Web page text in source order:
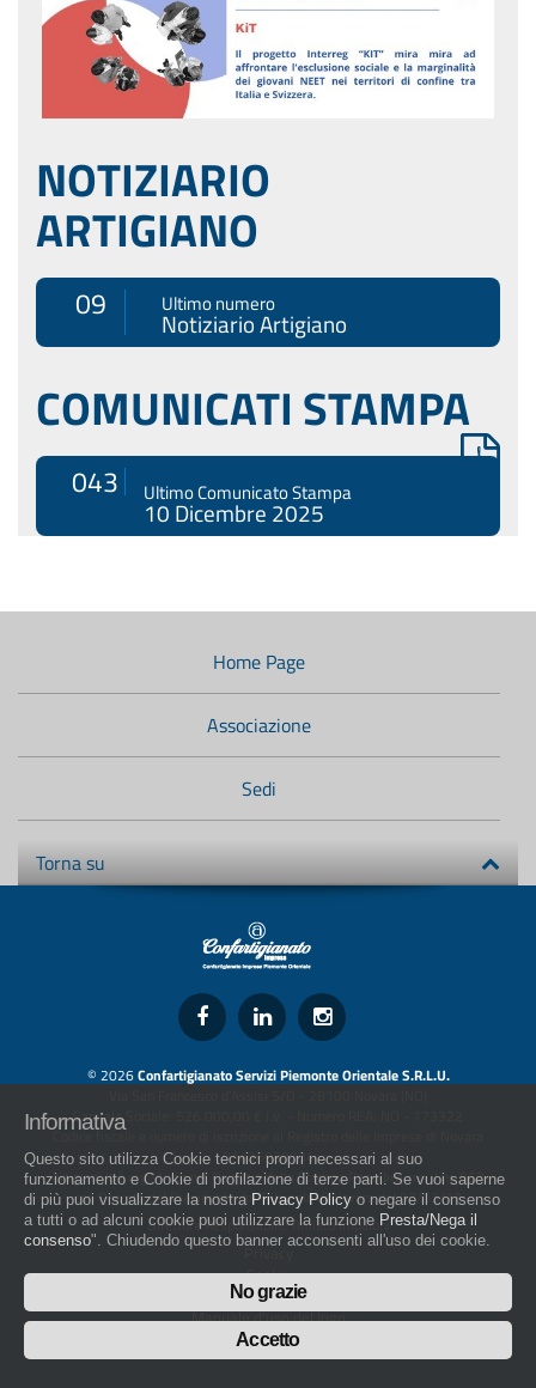
NOTIZIARIO
ARTIGIANO
09 Ultimo numero
Notiziario Artigiano
COMUNICATI STAMPA
043 Ultimo Comunicato Stampa
10 Dicembre 2025
Home Page
Associazione
Sedi
Torna su
© 2026Confartigianato Servizi Piemonte Orientale S.R.L.U.
Capitale Sociale: 526.000,00 € i.v. - Numero REA: NO - 173322
Codice fiscale e numero di iscrizione al Registro delle Imprese di Novara
01436930034
artigiani.it è registrato nel Registro della Stampa Periodica con il nr. 562
con Decreto del Presidente del Tribunale di Novara del 07/03/13
Direttore Responsabile: Amleto Impaloni
Privacy
Cookie
Whistleblowing
Manuale d'uso del logo
Policy sulla Parità di genere
Informativa
Questo sito utilizza Cookie tecnici propri necessari al suo
funzionamento e Cookie di profilazione di terze parti. Se vuoi saperne
di più puoi visualizzare la nostra Privacy Policy o negare il consenso
a tutti o ad alcuni cookie puoi utilizzare la funzione Presta/Nega il
consenso". Chiudendo questo banner acconsenti all'uso dei cookie.
No grazie
Accetto